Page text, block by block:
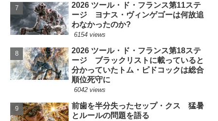
2026 ツール・ド・フランス第11ステ
ージ ヨナス・ヴィンゲゴーは何故追
わなかったのか?
6154 views
2026 ツール・ド・フランス第18ステ
ージ ブラックリストに載っていると
分かっていたトム・ピドコックは総合
順位死守に
6042 views
前歯を半分失ったセップ・クス 猛暑
とルールの問題を語る